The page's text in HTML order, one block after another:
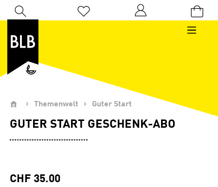
Zum Hauptinhalt springen
Du hast 0 Produkte auf dem Merkzettel
Themenwelt Guter Start
GUTER START GESCHENK-ABO
CHF 35.00